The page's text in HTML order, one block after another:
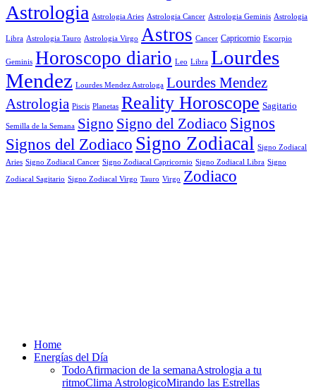
Astrologia Astrologia Aries Astrologia Cancer Astrologia Geminis Astrologia
Libra Astrologia Tauro Astrologia Virgo Astros Cancer Capricornio Escorpio
Geminis Horoscopo diario Leo Libra Lourdes
Mendez Lourdes Mendez Astrologa Lourdes Mendez
Astrologia Piscis Planetas Reality Horoscope Sagitario
Semilla de la Semana Signo Signo del Zodiaco Signos
Signos del Zodiaco Signo Zodiacal Signo Zodiacal
Aries Signo Zodiacal Cancer Signo Zodiacal Capricornio Signo Zodiacal Libra Signo
Zodiacal Sagitario Signo Zodiacal Virgo Tauro Virgo Zodiaco
Home
Energías del Día
TodoAfirmacion de la semanaAstrologia a tu
ritmoClima AstrologicoMirando las Estrellas